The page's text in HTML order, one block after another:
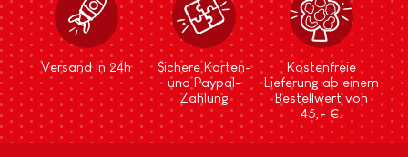
Versand in 24h
Sichere Karten-
und Paypal-
Zahlung
Kostenfreie
Lieferung ab einem
Bestellwert von
45,- €.